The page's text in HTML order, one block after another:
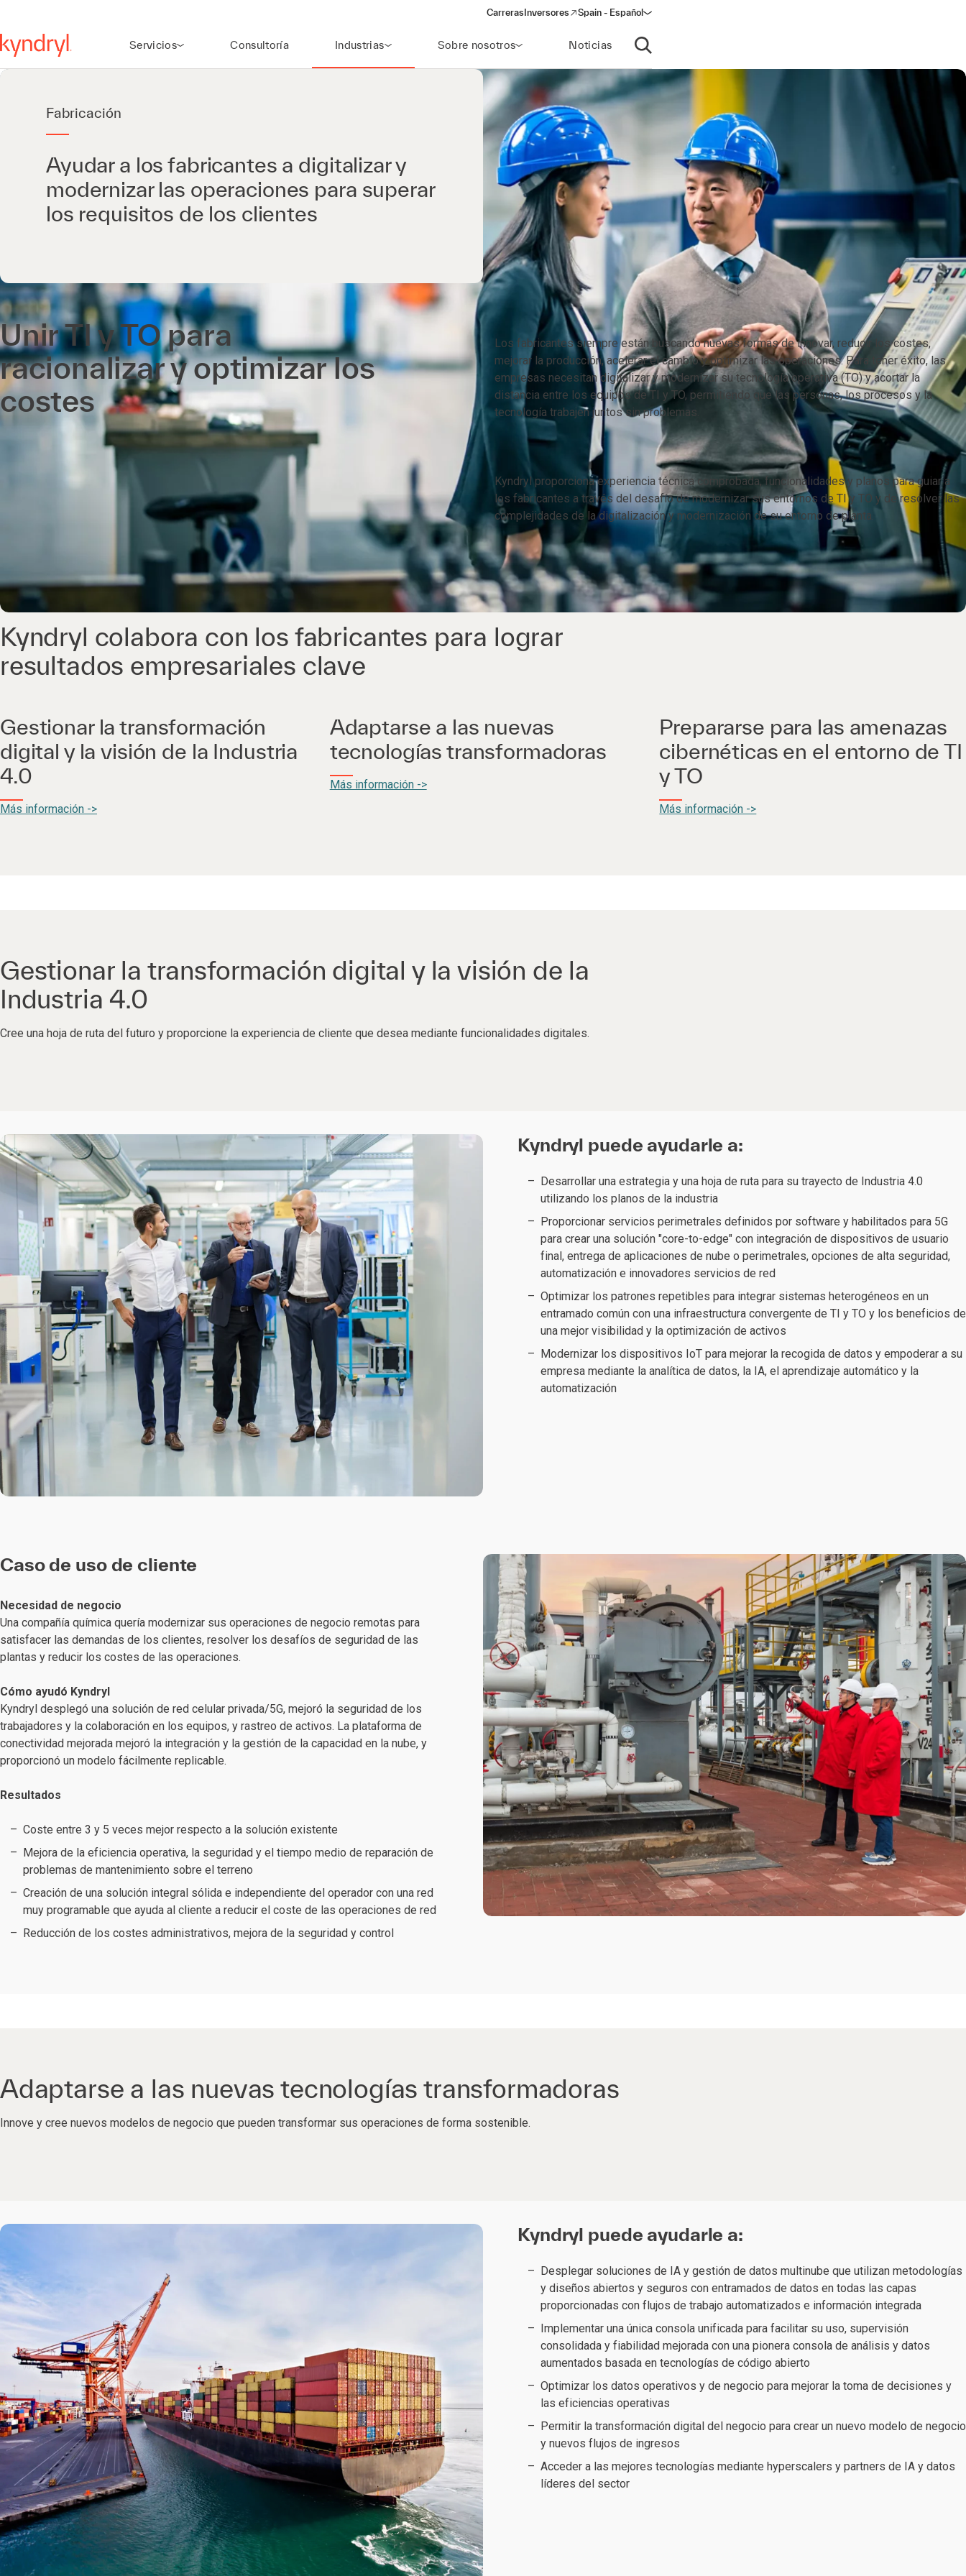
Carreras Inversores
(opens in a new window)
Spain - Español
Servicios Consultoría Industrias Sobre nosotros Noticias
Abrir búsqueda
Fabricación
Ayudar a los fabricantes a digitalizar y
modernizar las operaciones para superar
los requisitos de los clientes
Unir TI y TO para
racionalizar y optimizar los
costes
Los fabricantes siempre están buscando nuevas formas de innovar, reducir los costes,
mejorar la producción, acelerar el cambio y optimizar las operaciones. Para tener éxito, las
empresas necesitan digitalizar y modernizar su tecnología operativa (TO) y acortar la
distancia entre los equipos de TI y TO, permitiendo que las personas, los procesos y la
tecnología trabajen juntos sin problemas.
Kyndryl proporciona experiencia técnica comprobada, funcionalidades y planos para guiar a
los fabricantes a través del desafío de modernizar sus entornos de TI y TO y de resolver las
complejidades de la digitalización y modernización de su entorno de planta.
Kyndryl colabora con los fabricantes para lograr
resultados empresariales clave
Gestionar la transformación
digital y la visión de la Industria
4.0
Más información ->
Adaptarse a las nuevas
tecnologías transformadoras
Más información ->
Prepararse para las amenazas
cibernéticas en el entorno de TI
y TO
Más información ->
Gestionar la transformación digital y la visión de la
Industria 4.0
Cree una hoja de ruta del futuro y proporcione la experiencia de cliente que desea mediante funcionalidades digitales.
Kyndryl puede ayudarle a:
Desarrollar una estrategia y una hoja de ruta para su trayecto de Industria 4.0
utilizando los planos de la industria
Proporcionar servicios perimetrales definidos por software y habilitados para 5G
para crear una solución "core-to-edge" con integración de dispositivos de usuario
final, entrega de aplicaciones de nube o perimetrales, opciones de alta seguridad,
automatización e innovadores servicios de red
Optimizar los patrones repetibles para integrar sistemas heterogéneos en un
entramado común con una infraestructura convergente de TI y TO y los beneficios de
una mejor visibilidad y la optimización de activos
Modernizar los dispositivos IoT para mejorar la recogida de datos y empoderar a su
empresa mediante la analítica de datos, la IA, el aprendizaje automático y la
automatización
Caso de uso de cliente
Necesidad de negocio
Una compañía química quería modernizar sus operaciones de negocio remotas para
satisfacer las demandas de los clientes, resolver los desafíos de seguridad de las
plantas y reducir los costes de las operaciones.
Cómo ayudó Kyndryl
Kyndryl desplegó una solución de red celular privada/5G, mejoró la seguridad de los
trabajadores y la colaboración en los equipos, y rastreo de activos. La plataforma de
conectividad mejorada mejoró la integración y la gestión de la capacidad en la nube, y
proporcionó un modelo fácilmente replicable.
Resultados
Coste entre 3 y 5 veces mejor respecto a la solución existente
Mejora de la eficiencia operativa, la seguridad y el tiempo medio de reparación de
problemas de mantenimiento sobre el terreno
Creación de una solución integral sólida e independiente del operador con una red
muy programable que ayuda al cliente a reducir el coste de las operaciones de red
Reducción de los costes administrativos, mejora de la seguridad y control
Adaptarse a las nuevas tecnologías transformadoras
Innove y cree nuevos modelos de negocio que pueden transformar sus operaciones de forma sostenible.
Kyndryl puede ayudarle a:
Desplegar soluciones de IA y gestión de datos multinube que utilizan metodologías
y diseños abiertos y seguros con entramados de datos en todas las capas
proporcionadas con flujos de trabajo automatizados e información integrada
Implementar una única consola unificada para facilitar su uso, supervisión
consolidada y fiabilidad mejorada con una pionera consola de análisis y datos
aumentados basada en tecnologías de código abierto
Optimizar los datos operativos y de negocio para mejorar la toma de decisiones y
las eficiencias operativas
Permitir la transformación digital del negocio para crear un nuevo modelo de negocio
y nuevos flujos de ingresos
Acceder a las mejores tecnologías mediante hyperscalers y partners de IA y datos
líderes del sector